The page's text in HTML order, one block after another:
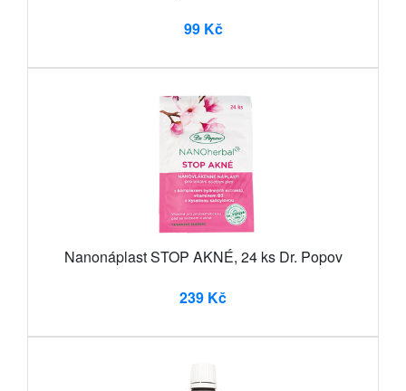
99 Kč
Nanonáplast STOP AKNÉ, 24 ks Dr. Popov
239 Kč